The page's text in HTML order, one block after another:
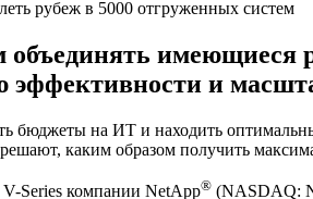
имеющиеся
и
на ИТ и находить
каким образом получить
V-Series компании NetApp® (NASDAQ: